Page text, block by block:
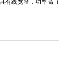
有线宽窄，功率高（